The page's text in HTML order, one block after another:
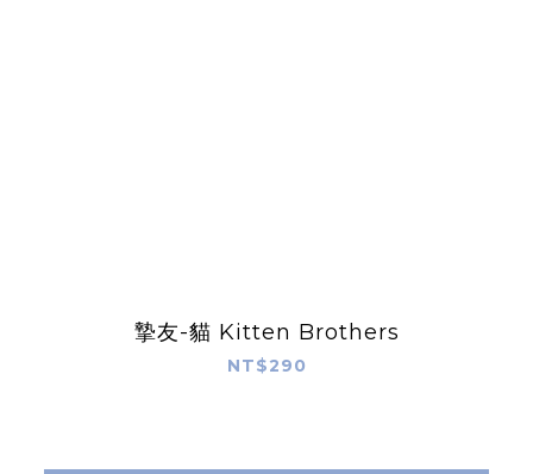
摯友-貓 Kitten Brothers
NT$290